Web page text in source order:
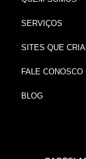
SERVIÇOS
SITES QUE
FALE CONOSCO
BLOG